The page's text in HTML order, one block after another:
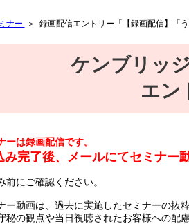
ナー
＞ 録画配信エントリー「【録画配信】「
ーは録画配信です。
み完了後、メールにてセミナー
前にご確認ください。
ー動画は、過去に実施したセミナーの抜
の観点や当日視聴されたお客様への配
ケンブリッ
エン